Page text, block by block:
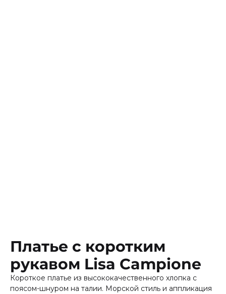
Платье с коротким
рукавом Lisa Campione
Короткое платье из высококачественного хлопка с
поясом-шнуром на талии. Морской стиль и аппликация